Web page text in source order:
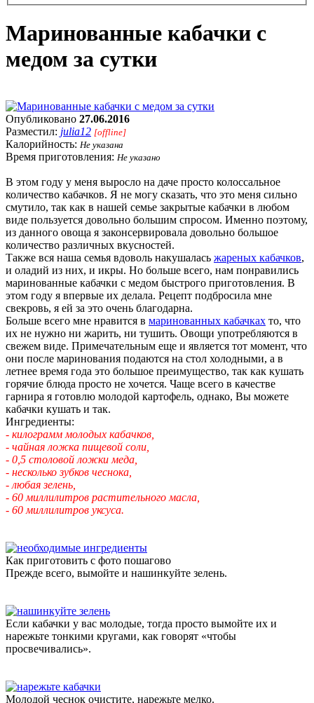
Маринованные кабачки с
медом за сутки
Опубликовано 27.06.2016
Разместил: julia12 [offline]
Калорийность: Не указана
Время приготовления: Не указано
В этом году у меня выросло на даче просто колоссальное
количество кабачков. Я не могу сказать, что это меня сильно
смутило, так как в нашей семье закрытые кабачки в любом
виде пользуется довольно большим спросом. Именно поэтому,
из данного овоща я законсервировала довольно большое
количество различных вкусностей.
Также вся наша семья вдоволь накушалась жареных кабачков,
и оладий из них, и икры. Но больше всего, нам понравились
маринованные кабачки с медом быстрого приготовления. В
этом году я впервые их делала. Рецепт подбросила мне
свекровь, я ей за это очень благодарна.
Больше всего мне нравится в маринованных кабачках то, что
их не нужно ни жарить, ни тушить. Овощи употребляются в
свежем виде. Примечательным еще и является тот момент, что
они после маринования подаются на стол холодными, а в
летнее время года это большое преимущество, так как кушать
горячие блюда просто не хочется. Чаще всего в качестве
гарнира я готовлю молодой картофель, однако, Вы можете
кабачки кушать и так.
Ингредиенты:
- килограмм молодых кабачков,
- чайная ложка пищевой соли,
- 0,5 столовой ложки меда,
- несколько зубков чеснока,
- любая зелень,
- 60 миллилитров растительного масла,
- 60 миллилитров уксуса.
Как приготовить с фото пошагово
Прежде всего, вымойте и нашинкуйте зелень.
Если кабачки у вас молодые, тогда просто вымойте их и
нарежьте тонкими кругами, как говорят «чтобы
просвечивались».
Молодой чеснок очистите, нарежьте мелко.